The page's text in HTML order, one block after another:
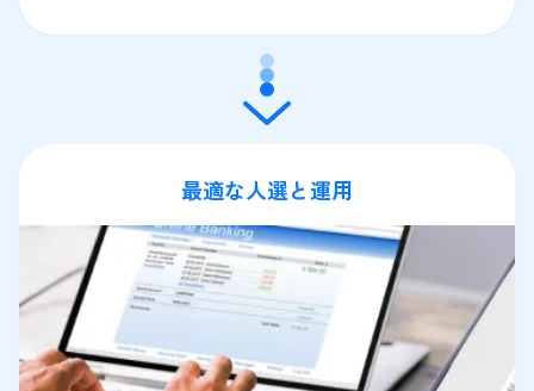
最適な人選と運用